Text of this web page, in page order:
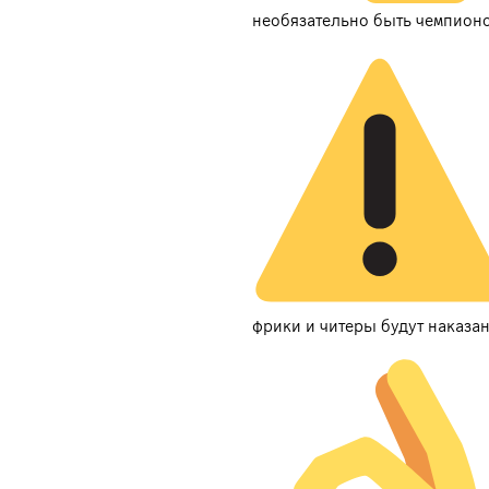
необязательно быть
фрики и читеры будут